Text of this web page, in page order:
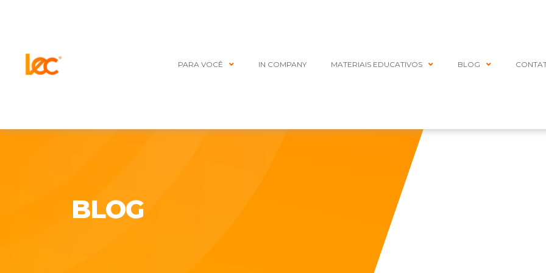
PARA VOCÊ IN COMPANY MATERIAIS EDUCATIVOS BLOG
BLOG